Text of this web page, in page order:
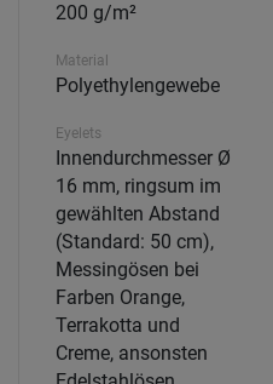
200 g/m²
Material
Polyethylengewebe
Eyelets
Innendurchmesser Ø
16 mm, ringsum im
gewählten Abstand
(Standard: 50 cm),
Messingösen bei
Farben Orange,
Terrakotta und
Creme, ansonsten